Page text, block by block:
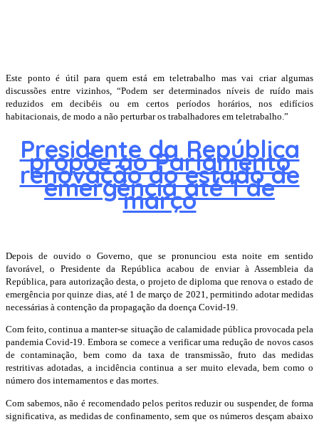
Este ponto é útil para quem está em teletrabalho mas vai criar algumas
discussões entre vizinhos, “Podem ser determinados níveis de ruído mais
reduzidos em decibéis ou em certos períodos horários, nos edifícios
habitacionais, de modo a não perturbar os trabalhadores em teletrabalho.”
Presidente da República
propõe ao Parlamento
renovação do estado de
emergência até 1 de
março
Depois de ouvido o Governo, que se pronunciou esta noite em sentido
favorável, o Presidente da República acabou de enviar à Assembleia da
República, para autorização desta, o projeto de diploma que renova o estado de
emergência por quinze dias, até 1 de março de 2021, permitindo adotar medidas
necessárias à contenção da propagação da doença Covid-19.
Com feito, continua a manter-se situação de calamidade pública provocada pela
pandemia Covid-19. Embora se comece a verificar uma redução de novos casos
de contaminação, bem como da taxa de transmissão, fruto das medidas
restritivas adotadas, a incidência continua a ser muito elevada, bem como o
número dos internamentos e das mortes.
Com sabemos, não é recomendado pelos peritos reduzir ou suspender, de forma
significativa, as medidas de confinamento, sem que os números desçam abaixo